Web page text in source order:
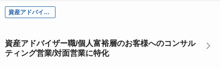
資産アドバイザー職
資産アドバイザー職/個人富裕層のお客様へのコンサル
ティング営業/対面営業に特化